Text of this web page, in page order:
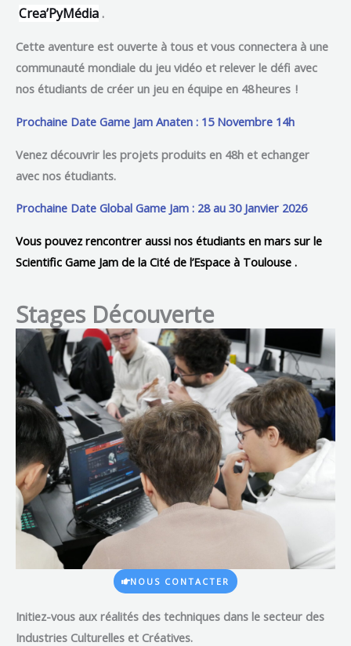
Crea’PyMédia.
Cette aventure est ouverte à tous et vous connectera à une
communauté mondiale du jeu vidéo et relever le défi avec
nos étudiants de créer un jeu en équipe en 48 heures !
Prochaine Date Game Jam Anaten : 15 Novembre 14h
Venez découvrir les projets produits en 48h et echanger
avec nos étudiants.
Prochaine Date Global Game Jam : 28 au 30 Janvier 2026
Vous pouvez rencontrer aussi nos étudiants en mars sur le
Scientific Game Jam de la Cité de l’Espace à Toulouse .
Stages Découverte
NOUS CONTACTER
Initiez-vous aux réalités des techniques dans le secteur des
Industries Culturelles et Créatives.